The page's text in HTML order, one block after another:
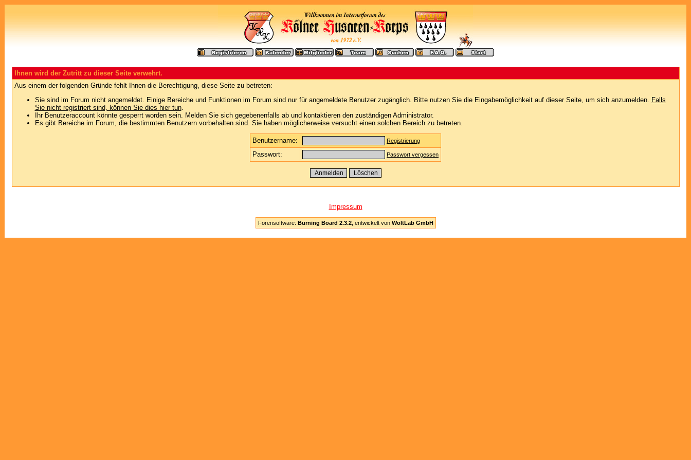
Ihnen wird der Zutritt zu dieser Seite verwehrt.
Aus einem der folgenden Gründe fehlt Ihnen die Berechtigung, diese Seite zu betreten:
Sie sind im Forum nicht angemeldet. Einige Bereiche und Funktionen im Forum sind nur für angemeldete Benutzer zugänglich. Bitte nutzen Sie die Eingabemöglichkeit auf dieser Seite, um sich anzumelden. Falls
Sie nicht registriert sind, können Sie dies hier tun.
Ihr Benutzeraccount könnte gesperrt worden sein. Melden Sie sich gegebenenfalls ab und kontaktieren den zuständigen Administrator.
Es gibt Bereiche im Forum, die bestimmten Benutzern vorbehalten sind. Sie haben möglicherweise versucht einen solchen Bereich zu betreten.
Benutzername: Registrierung
Passwort: Passwort vergessen
Impressum
Forensoftware: Burning Board 2.3.2, entwickelt von WoltLab GmbH